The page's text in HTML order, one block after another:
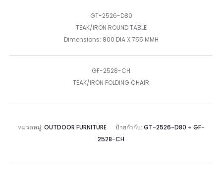
GT-2526-D80
TEAK/IRON ROUND TABLE
Dimensions: 800 DIA X 755 MMH
GF-2528-CH
TEAK/IRON FOLDING CHAIR
หมวดหมู่: OUTDOOR FURNITURE ป้ายกำกับ: GT-2526-D80 + GF-
2528-CH